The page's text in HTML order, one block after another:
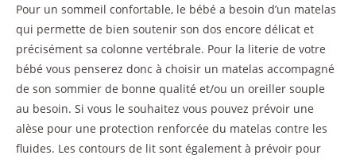
Pour un sommeil confortable, le bébé a besoin d’un matelas
qui permette de bien soutenir son dos encore délicat et
précisément sa colonne vertébrale. Pour la literie de votre
bébé vous penserez donc à choisir un matelas accompagné
de son sommier de bonne qualité et/ou un oreiller souple
au besoin. Si vous le souhaitez vous pouvez prévoir une
alèse pour une protection renforcée du matelas contre les
fluides. Les contours de lit sont également à prévoir pour